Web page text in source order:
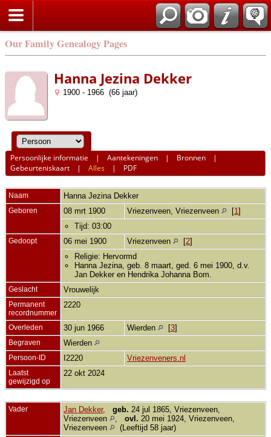
Our Family Genealogy Pages
Hanna Jezina Dekker
1900 - 1966 (66 jaar)
Persoonlijke informatie |Aantekeningen | Bronnen |
Gebeurteniskaart |Alles | PDF
Naam Hanna Jezina Dekker
Geboren 08 mrt 1900 Vriezenveen, Vriezenveen [1 ]
Tijd: 03:00
Gedoopt 06 mei 1900 Vriezenveen [2]
Religie: Hervormd
Hanna Jezina, geb. 8 maart, ged. 6 mei 1900, d.v.
Jan Dekker en Hendrika Johanna Bom.
Geslacht Vrouwelijk
Permanent
recordnummer
2220
Overleden 30 jun 1966 Wierden [3]
Begraven Wierden
Persoon-ID I2220 Vriezenveners.nl
Laatst
gewijzigd op
22 okt 2024
Vader Jan Dekker, geb. 24 jul 1865, Vriezenveen,
Vriezenveen
ovl. 20 mei 1924, Vriezenveen,
Vriezenveen
(Leeftijd 58 jaar)